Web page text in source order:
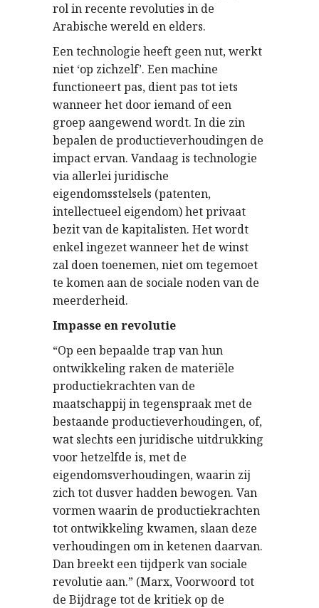
rol in recente revoluties in de
Arabische wereld en elders.
Een technologie heeft geen nut, werkt
niet ‘op zichzelf’. Een machine
functioneert pas, dient pas tot iets
wanneer het door iemand of een
groep aangewend wordt. In die zin
bepalen de productieverhoudingen de
impact ervan. Vandaag is technologie
via allerlei juridische
eigendomsstelsels (patenten,
intellectueel eigendom) het privaat
bezit van de kapitalisten. Het wordt
enkel ingezet wanneer het de winst
zal doen toenemen, niet om tegemoet
te komen aan de sociale noden van de
meerderheid.
Impasse en revolutie
“Op een bepaalde trap van hun
ontwikkeling raken de materiële
productiekrachten van de
maatschappij in tegenspraak met de
bestaande productieverhoudingen, of,
wat slechts een juridische uitdrukking
voor hetzelfde is, met de
eigendomsverhoudingen, waarin zij
zich tot dusver hadden bewogen. Van
vormen waarin de productiekrachten
tot ontwikkeling kwamen, slaan deze
verhoudingen om in ketenen daarvan.
Dan breekt een tijdperk van sociale
revolutie aan.” (Marx, Voorwoord tot
de Bijdrage tot de kritiek op de